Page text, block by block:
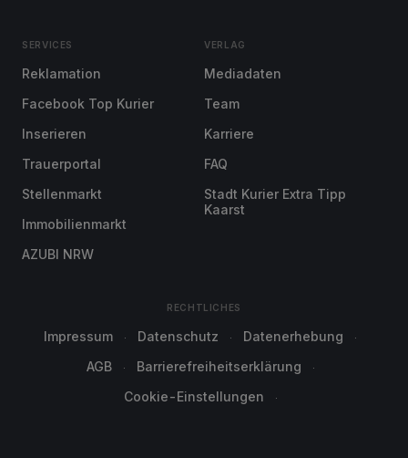
SERVICES
Reklamation
Facebook Top Kurier
Inserieren
Trauerportal
Stellenmarkt
Immobilienmarkt
AZUBI NRW
VERLAG
Mediadaten
Team
Karriere
FAQ
Stadt Kurier Extra Tipp
Kaarst
RECHTLICHES
Impressum Datenschutz
Datenerhebung
AGB
Barrierefreiheitserklärung
Cookie-Einstellungen